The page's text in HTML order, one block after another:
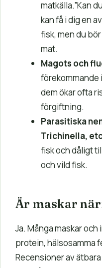
matkälla.”Kan
kan få i dig en
fisk, men du
mat.
Magots och
förekommande
dem ökar ofta
förgiftning.
Parasitiska
Trichinella,
fisk och dåligt
och vild fisk.
Är maskar
Ja. Många maskar
protein, hälsosamma
Recensioner av